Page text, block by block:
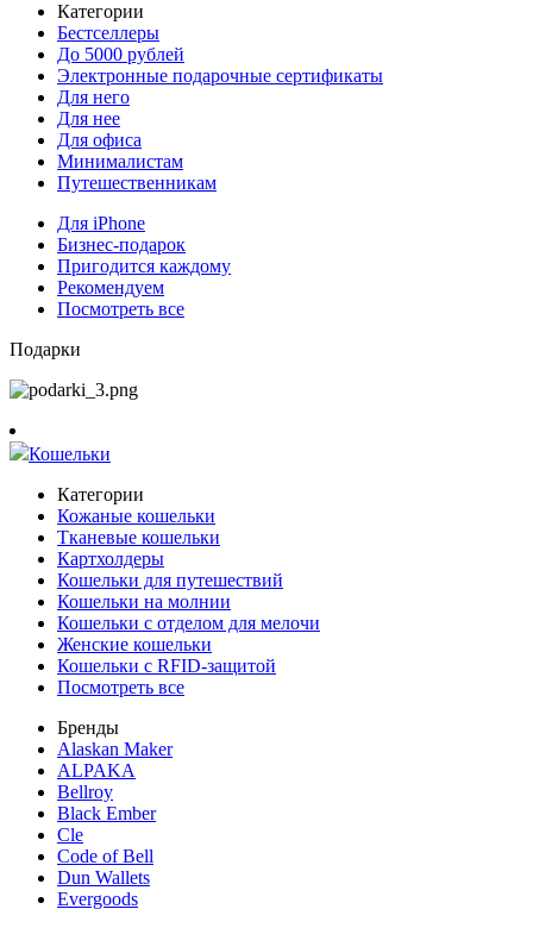
Категории
Бестселлеры
До 5000 рублей
Электронные подарочные сертификаты
Для него
Для нее
Для офиса
Минималистам
Путешественникам
Для iPhone
Бизнес-подарок
Пригодится каждому
Рекомендуем
Посмотреть все
Подарки
Кошельки
Категории
Кожаные кошельки
Тканевые кошельки
Картхолдеры
Кошельки для путешествий
Кошельки на молнии
Кошельки с отделом для мелочи
Женские кошельки
Кошельки с RFID-защитой
Посмотреть все
Бренды
Alaskan Maker
ALPAKA
Bellroy
Black Ember
Cle
Code of Bell
Dun Wallets
Evergoods